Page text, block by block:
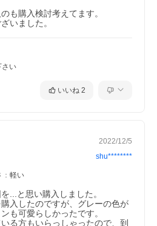
も購入検討考えてます。
いました。
さい
いいね 2
2022/12/5
shu********
： 軽い
...と思い購入しました。
入したのですが、グレーの色が
も可愛らしかったです。
る方もいらっしゃったので、到